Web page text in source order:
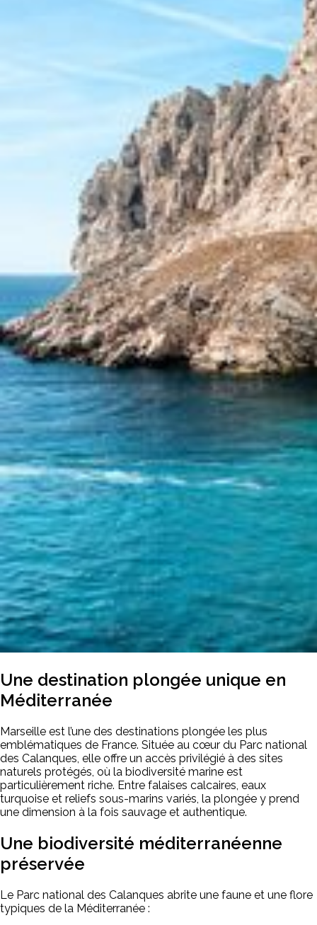
Une destination plongée unique en
Méditerranée
Marseille est l’une des destinations plongée les plus
emblématiques de France. Située au cœur du Parc national
des Calanques, elle offre un accès privilégié à des sites
naturels protégés, où la biodiversité marine est
particulièrement riche. Entre falaises calcaires, eaux
turquoise et reliefs sous-marins variés, la plongée y prend
une dimension à la fois sauvage et authentique.
Une biodiversité méditerranéenne
préservée
Le Parc national des Calanques abrite une faune et une flore
typiques de la Méditerranée :